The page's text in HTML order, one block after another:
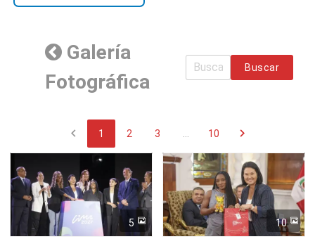
Galería
Fotográfica
Buscar
chevron_left 1 2 3 10 chevron_right
5 10